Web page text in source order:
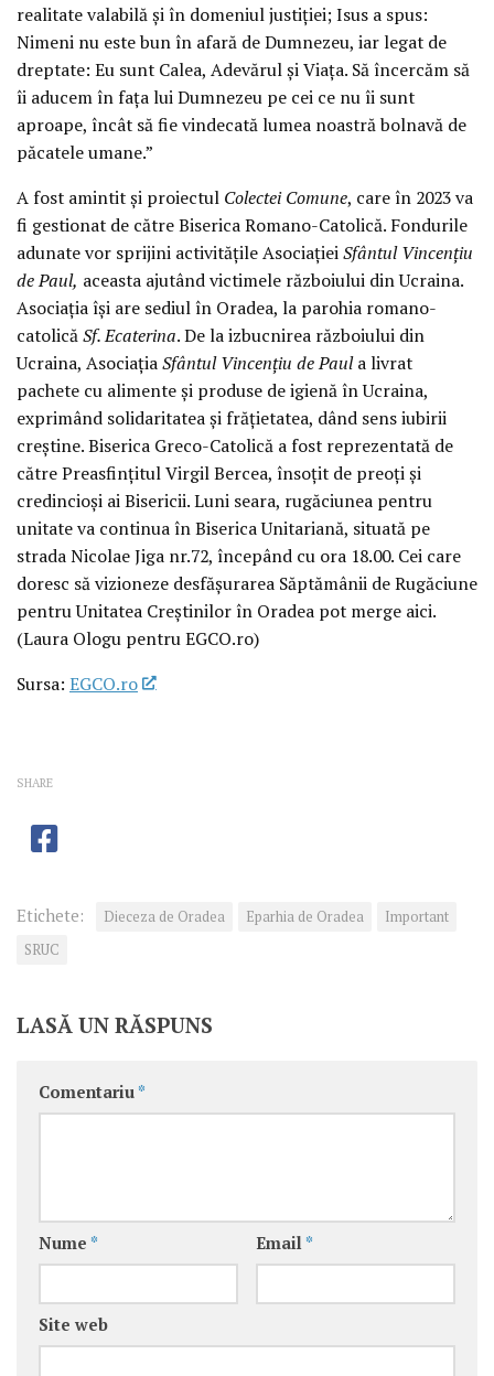
realitate valabilă și în domeniul justiției; Isus a spus:
Nimeni nu este bun în afară de Dumnezeu, iar legat de
dreptate: Eu sunt Calea, Adevărul și Viața. Să încercăm să
îi aducem în fața lui Dumnezeu pe cei ce nu îi sunt
aproape, încât să fie vindecată lumea noastră bolnavă de
păcatele umane.”
A fost amintit și proiectul Colectei Comune, care în 2023 va
fi gestionat de către Biserica Romano-Catolică. Fondurile
adunate vor sprijini activitățile AsociațieiSfântul Vincențiu
de Paul, aceasta ajutând victimele războiului din Ucraina.
Asociația își are sediul în Oradea, la parohia romano-
catolicăSf. Ecaterina. De la izbucnirea războiului din
Ucraina, AsociațiaSfântul Vincențiu de Paula livrat
pachete cu alimente și produse de igienă în Ucraina,
exprimând solidaritatea și frățietatea, dând sens iubirii
creștine. Biserica Greco-Catolică a fost reprezentată de
către Preasfințitul Virgil Bercea, însoțit de preoți și
credincioși ai Bisericii. Luni seara, rugăciunea pentru
unitate va continua în Biserica Unitariană, situată pe
strada Nicolae Jiga nr.72, începând cu ora 18.00. Cei care
doresc să vizioneze desfășurarea Săptămânii de Rugăciune
pentru Unitatea Creștinilor în Oradea pot merge aici.
(Laura Ologu pentru EGCO.ro)
Sursa: EGCO.ro
SHARE
Etichete: Dieceza de Oradea Eparhia de Oradea
Important
SRUC
LASĂ UN RĂSPUNS
Comentariu *
Nume * Email *
Site web